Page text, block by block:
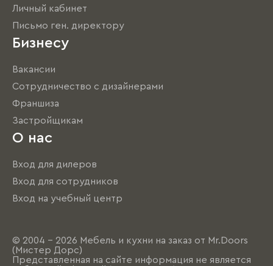
Личный кабинет
Письмо ген. директору
Бизнесу
Вакансии
Сотрудничество с дизайнерами
Франшиза
Застройщикам
О нас
Вход для дилеров
Вход для сотрудников
Вход на учебный центр
© 2004 - 2026 Мебель и кухни на заказ от Mr.Doors
(Мистер Дорс)
Представленная на сайте информация не является